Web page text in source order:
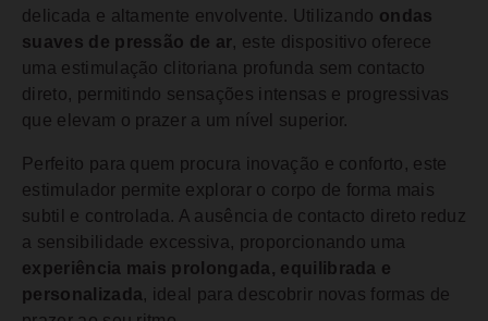
delicada e altamente envolvente. Utilizando ondas
suaves de pressão de ar, este dispositivo oferece
uma estimulação clitoriana profunda sem contacto
direto, permitindo sensações intensas e progressivas
que elevam o prazer a um nível superior.
Perfeito para quem procura inovação e conforto, este
estimulador permite explorar o corpo de forma mais
subtil e controlada. A ausência de contacto direto reduz
a sensibilidade excessiva, proporcionando uma
experiência mais prolongada, equilibrada e
personalizada, ideal para descobrir novas formas de